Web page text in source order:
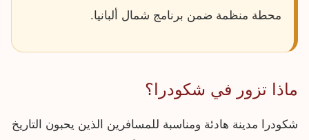
محطة منظمة ضمن برنامج شمال ألبانيا.
ماذا تزور في شكودرا؟
شكودرا مدينة هادئة ومناسبة للمسافرين الذين يحبون التاريخ